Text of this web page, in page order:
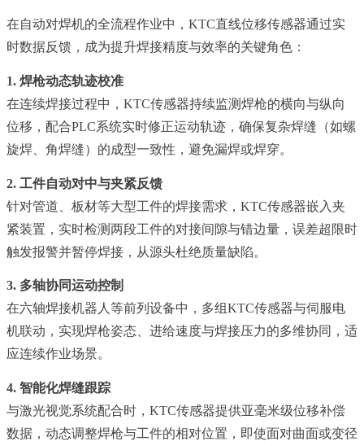
在自动对焊机的全流程作业中，KTC直线位移传感器通过实
时数据反馈，成为提升焊接精度与效率的关键角色：
1. 焊枪动态轨迹校准
在连续焊接过程中，KTC传感器持续监测焊枪的横向与纵向
位移，配合PLC系统实时修正运动轨迹，确保复杂焊缝（如螺
旋焊、角焊缝）的成型一致性，避免漏焊或焊穿。
2. 工件自动对中与夹紧反馈
针对管道、板材等大型工件的焊接需求，KTC传感器嵌入夹
紧装置，实时检测两段工件的对接间隙与错边量，误差超限时
触发报警并暂停焊接，从源头杜绝质量缺陷。
3. 多轴协同运动控制
在六轴焊接机器人等前列设备中，多组KTC传感器与伺服电
机联动，实现焊枪姿态、进给速度与焊接压力的多维协同，适
应连续作业场景。
4. 智能化焊缝跟踪
与激光视觉系统配合时，KTC传感器提供亚毫米级位移补偿
数据，动态调整焊枪与工件的相对位置，即使面对曲面或变径